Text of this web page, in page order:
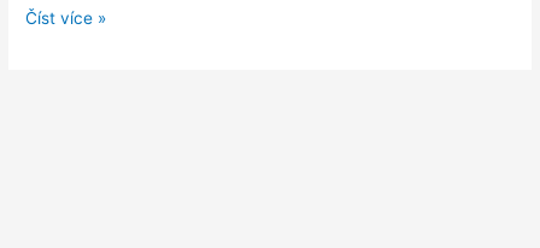
Číst více »